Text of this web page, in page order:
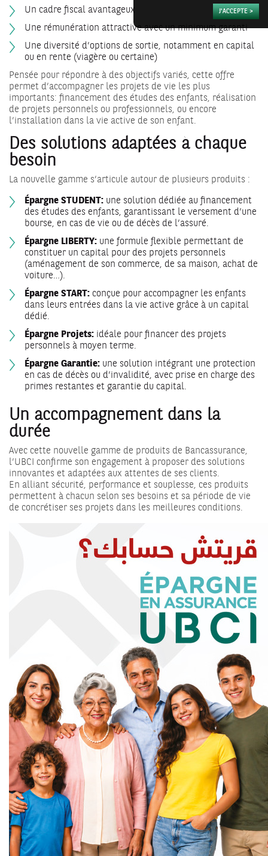
Un cadre fiscal avantageux
Une rémunération attractive avec un minimum garanti
Une diversité d’options de sortie, notamment en capital
ou en rente (viagère ou certaine)
Pensée pour répondre à des objectifs variés, cette offre
permet d’accompagner les projets de vie les plus
importants: financement des études des enfants, réalisation
de projets personnels ou professionnels, ou encore
l’installation dans la vie active de son enfant.
Des solutions adaptées à chaque
besoin
La nouvelle gamme s’articule autour de plusieurs produits :
Épargne STUDENT: une solution dédiée au financement
des études des enfants, garantissant le versement d’une
bourse, en cas de vie ou de décès de l’assuré.
Épargne LIBERTY: une formule flexible permettant de
constituer un capital pour des projets personnels
(aménagement de son commerce, de sa maison, achat de
voiture…).
Épargne START:conçue pour accompagner les enfants
dans leurs entrées dans la vie active grâce à un capital
dédié.
Épargne Projets: idéale pour financer des projets
personnels à moyen terme.
Épargne Garantie: une solution intégrant une protection
en cas de décès ou d’invalidité, avec prise en charge des
primes restantes et garantie du capital.
Un accompagnement dans la
durée
Avec cette nouvelle gamme de produits de Bancassurance,
l’UBCI confirme son engagement à proposer des solutions
innovantes et adaptées aux attentes de ses clients.
En alliant sécurité, performance et souplesse, ces produits
permettent à chacun selon ses besoins et sa période de vie
de concrétiser ses projets dans les meilleures conditions.